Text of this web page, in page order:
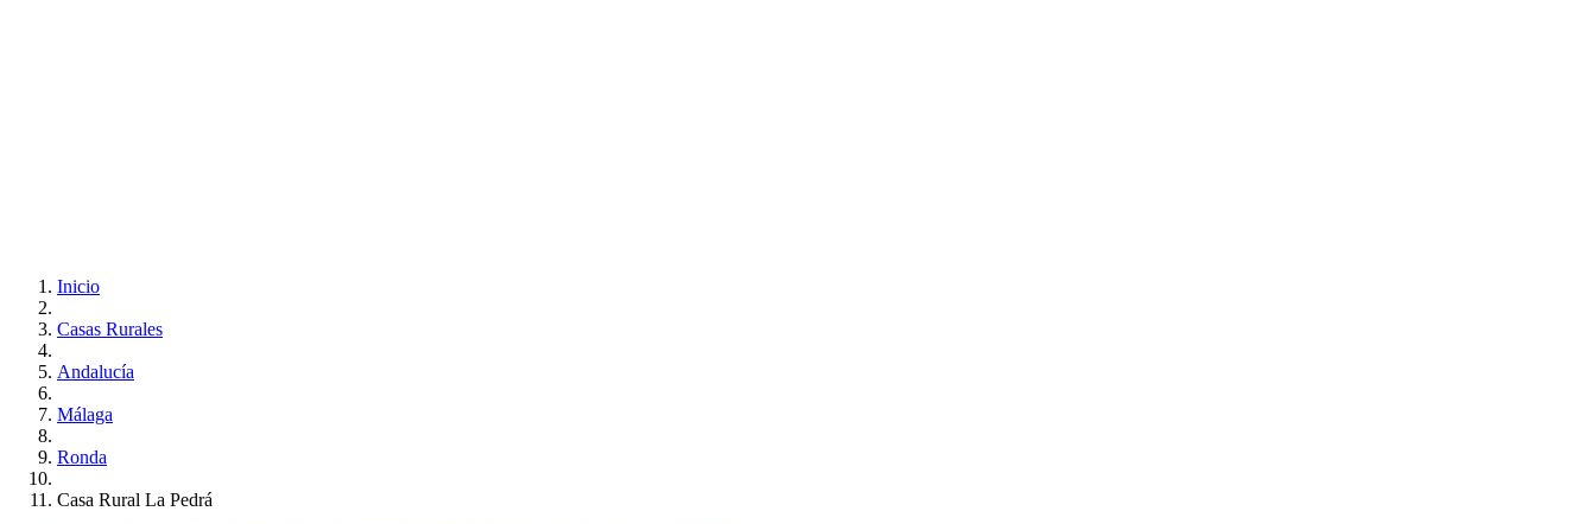
Inicio
Casas Rurales
Andalucía
Málaga
Ronda
Casa Rural La Pedrá